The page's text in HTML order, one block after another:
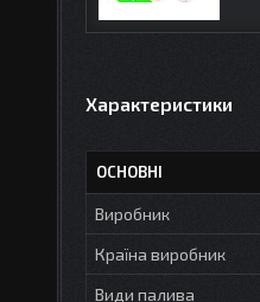
Характеристики
ОСНОВНІ
Виробник
Країна виробник
Види палива